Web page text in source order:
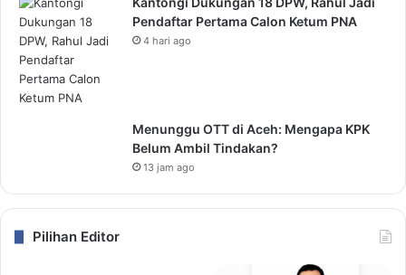
Pendaftar Pertama Calon Ketum PNA
4 hari ago
Menunggu OTT di Aceh: Mengapa KPK
Belum Ambil Tindakan?
13 jam ago
Pilihan Editor